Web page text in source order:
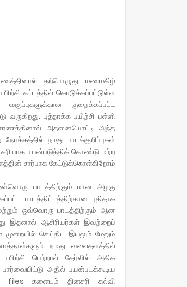
தற்பொழுது மணமகிழ்
கட்டத்தில் கொடுக்கப்பட்டுள்ள
குறைக்கப்பட்ட
புத்தாக்க பயிற்சி பள்ளி
காரணத்தினால் அதனையொட்டி அந்த
நமது பாடக்குறிப்புகள்
பயன்படுத்திக் கொண்டு மற்ற
சார்பாக கேட்டுக்கொள்கிறோம்.
பாடத்திற்கும் மான அழகு
பாடத்திட்டத்திற்கான புதிதாக
மற்றும் ஒவ்வொரு பாடத்திற்கும் ஆன
இதனால் ஆசிரியர்கள் இவற்றைப்
முறையில் செய்திட இயலும் மேலும்
நமது வலைதளத்தில்
பெற்றால் தேர்வில் அதிக
அதில் பயன்படக்கூடிய
files களையும் தினசரி கல்வி